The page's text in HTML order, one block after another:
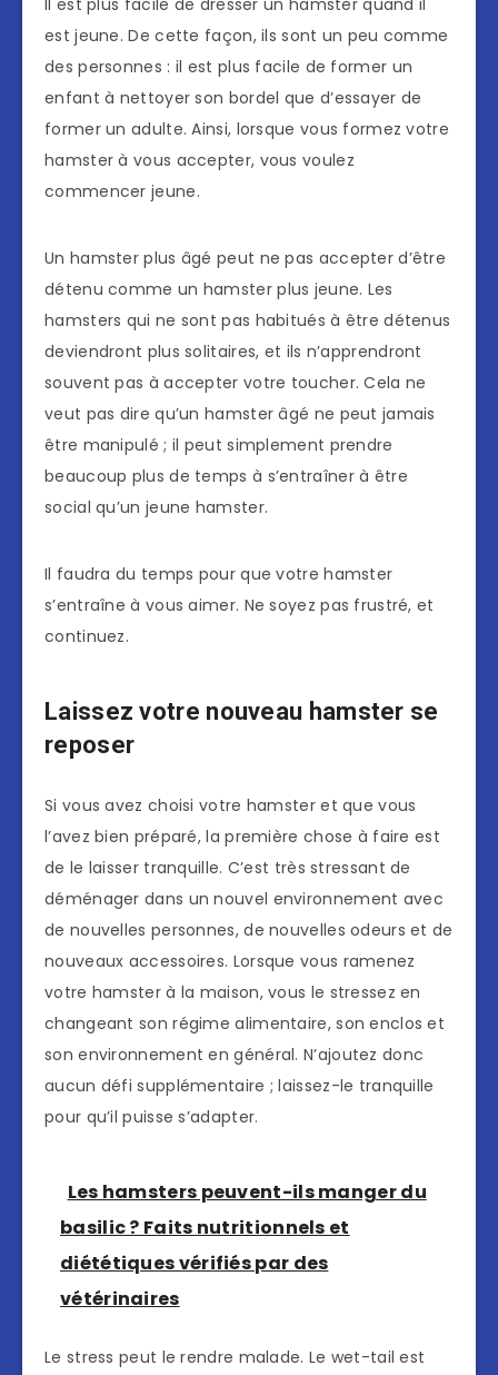
Il est plus facile de dresser un hamster quand il
est jeune. De cette façon, ils sont un peu comme
des personnes : il est plus facile de former un
enfant à nettoyer son bordel que d’essayer de
former un adulte. Ainsi, lorsque vous formez votre
hamster à vous accepter, vous voulez
commencer jeune.
Un hamster plus âgé peut ne pas accepter d’être
détenu comme un hamster plus jeune. Les
hamsters qui ne sont pas habitués à être détenus
deviendront plus solitaires, et ils n’apprendront
souvent pas à accepter votre toucher. Cela ne
veut pas dire qu’un hamster âgé ne peut jamais
être manipulé ; il peut simplement prendre
beaucoup plus de temps à s’entraîner à être
social qu’un jeune hamster.
Il faudra du temps pour que votre hamster
s’entraîne à vous aimer. Ne soyez pas frustré, et
continuez.
Laissez votre nouveau hamster se
reposer
Si vous avez choisi votre hamster et que vous
l’avez bien préparé, la première chose à faire est
de le laisser tranquille. C’est très stressant de
déménager dans un nouvel environnement avec
de nouvelles personnes, de nouvelles odeurs et de
nouveaux accessoires. Lorsque vous ramenez
votre hamster à la maison, vous le stressez en
changeant son régime alimentaire, son enclos et
son environnement en général. N’ajoutez donc
aucun défi supplémentaire ; laissez-le tranquille
pour qu’il puisse s’adapter.
Les hamsters peuvent-ils manger du
basilic ? Faits nutritionnels et
diététiques vérifiés par des
vétérinaires
Le stress peut le rendre malade. Le wet-tail est